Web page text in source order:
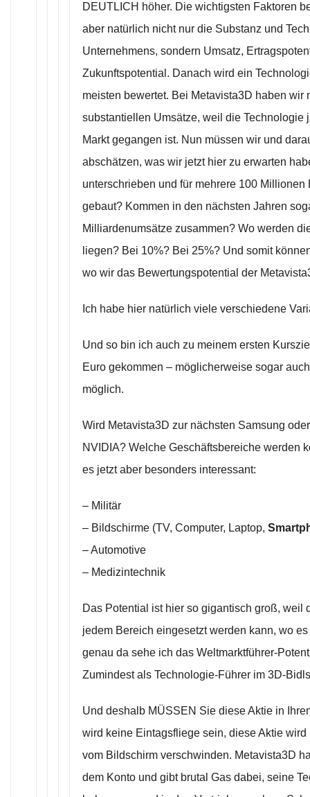
DEUTLICH höher. Die wichtigsten Faktoren
aber natürlich nicht nur die Substanz und
Unternehmens, sondern Umsatz,
Zukunftspotential. Danach wird ein
meisten bewertet. Bei Metavista3D haben wir
substantiellen Umsätze, weil die Technologie
Markt gegangen ist. Nun müssen wir und
abschätzen, was wir jetzt hier zu erwarten
unterschrieben und für mehrere 100
gebaut? Kommen in den nächsten Jahren
Milliardenumsätze zusammen? Wo werden
liegen? Bei 10%? Bei 25%? Und somit
wo wir das Bewertungspotential der
Ich habe hier natürlich viele verschiedene
Und so bin ich auch zu meinem ersten
Euro gekommen – möglicherweise sogar
möglich.
Wird Metavista3D zur nächsten Samsung
NVIDIA? Welche Geschäftsbereiche werden
es jetzt aber besonders interessant:
– Militär
– Bildschirme (TV, Computer, Laptop,
– Automotive
– Medizintechnik
Das Potential ist hier so gigantisch groß, weil
jedem Bereich eingesetzt werden kann, wo
genau da sehe ich das Weltmarktführer-
Zumindest als Technologie-Führer im 3D-
Und deshalb MÜSSEN Sie diese Aktie in
wird keine Eintagsfliege sein, diese Aktie
vom Bildschirm verschwinden. Metavista3D
dem Konto und gibt brutal Gas dabei, seine